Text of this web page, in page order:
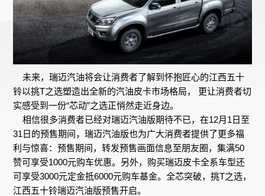
未来，瑞迈汽油将会让消费者了解到怀抱匠心的江西五十
铃以挑T之选塑造出全新的汽油皮卡市场格局， 更让消费者切
实感受到一份“芯动”之选正悄然走近身边。
相信很多消费者已经对瑞迈汽油版期待不已，在12月1日至
31日的预售期间，瑞迈汽油版也为广大消费者提供了更多福
利与惊喜：预售期间，转发预售画面信息至朋友圈，集满50
赞可享受1000元购车优惠。另外，购买瑞迈皮卡全系车型还
可享受3000元定金抵6000元购车基金。全芯突破，挑T之选，
江西五十铃瑞迈汽油版预售开启。